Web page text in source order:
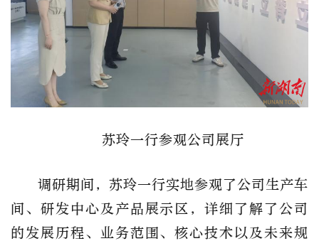
苏玲一行参观公司展厅
调研期间，苏玲一行实地参观了公司生产车
间、研发中心及产品展示区，详细了解了公司
的发展历程、业务范围、核心技术以及未来规